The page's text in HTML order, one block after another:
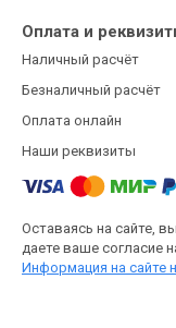
Оплата и
Наличный расчёт
Безналичный расчёт
Оплата онлайн
Наши реквизиты
Оставаясь на сайте,
даете ваше согласие
Информация на сайте